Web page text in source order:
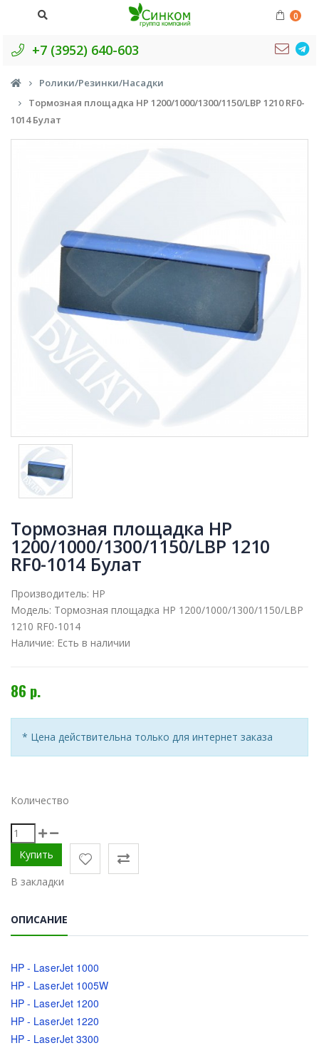
0
+7 (3952) 640-603
Ролики/Резинки/Насадки
Тормозная площадка HP 1200/1000/1300/1150/LBP 1210 RF0-
1014 Булат
Тормозная площадка HP
1200/1000/1300/1150/LBP 1210
RF0-1014 Булат
Производитель: HP
Модель: Тормозная площадка HP 1200/1000/1300/1150/LBP
1210 RF0-1014
Наличие: Есть в наличии
86 р.
* Цена действительна только для интернет заказа
Количество
В закладки
ОПИСАНИЕ
HP - LaserJet 1000
HP - LaserJet 1005W
HP - LaserJet 1200
HP - LaserJet 1220
HP - LaserJet 3300